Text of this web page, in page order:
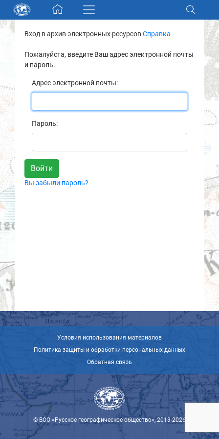
Skip navigation
Разделы и коллекции
Электронный каталог
Новости
О нас
Контакты
Партнеры
Вход в архив электронных ресурсовСправка
Пожалуйста, введите Ваш адрес электронной почты
и пароль.
Адрес электронной почты:
Пароль:
Вы забыли пароль?
Условия использования материалов
Политика защиты и обработки персональных данных
Обратная связь
© ВОО «Русское географическое общество», 2013-2026